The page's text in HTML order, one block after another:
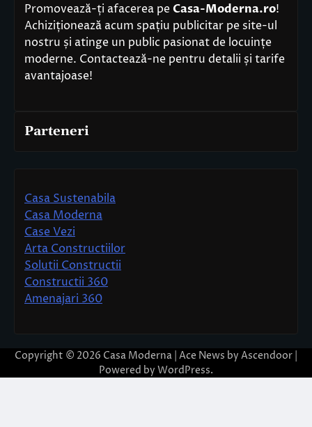
Promovează-ți afacerea pe Casa-Moderna.ro!
Achiziționează acum spațiu publicitar pe site-ul
nostru și atinge un public pasionat de locuințe
moderne. Contactează-ne pentru detalii și tarife
avantajoase!
Parteneri
Casa Sustenabila
Casa Moderna
Case Vezi
Arta Constructiilor
Solutii Constructii
Constructii 360
Amenajari 360
Copyright © 2026 Casa Moderna | Ace News by Ascendoor
Powered by WordPress.